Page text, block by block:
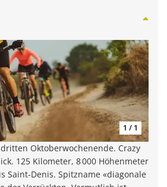
1 / 1
Oktoberwochenende. Crazy
125 Kilometer, 8 000 Höhenmeter
Saint-Denis. Spitzname «diagonale